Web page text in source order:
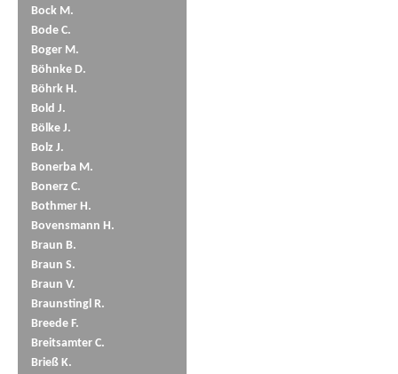
Bock M.
Bode C.
Boger M.
Böhnke D.
Böhrk H.
Bold J.
Bölke J.
Bolz J.
Bonerba M.
Bonerz C.
Bothmer H.
Bovensmann H.
Braun B.
Braun S.
Braun V.
Braunstingl R.
Breede F.
Breitsamter C.
Brieß K.